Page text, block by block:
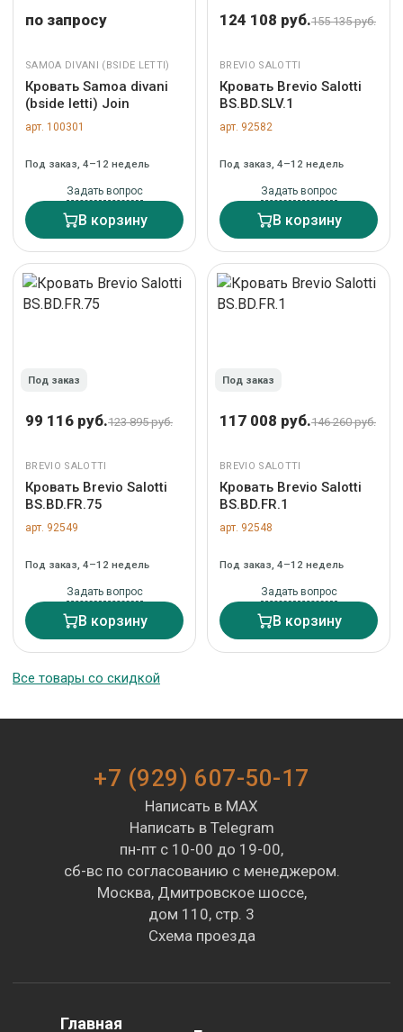
по запросу
SAMOA DIVANI (BSIDE LETTI)
Кровать Samoa divani
(bside letti) Join
арт. 100301
Под заказ, 4–12 недель
Задать вопрос
В корзину
124 108 руб.155 135 руб.
BREVIO SALOTTI
Кровать Brevio Salotti
BS.BD.SLV.1
арт. 92582
Под заказ, 4–12 недель
Задать вопрос
В корзину
Под заказ
99 116 руб.123 895 руб.
BREVIO SALOTTI
Кровать Brevio Salotti
BS.BD.FR.75
арт. 92549
Под заказ, 4–12 недель
Задать вопрос
В корзину
Под заказ
117 008 руб.146 260 руб.
BREVIO SALOTTI
Кровать Brevio Salotti
BS.BD.FR.1
арт. 92548
Под заказ, 4–12 недель
Задать вопрос
В корзину
Все товары со скидкой
+7 (929) 607-50-17
Написать в MAX
Написать в Telegram
пн-пт с 10-00 до 19-00,
сб-вс по согласованию с менеджером.
Москва, Дмитровское шоссе,
дом 110, стр. 3
Схема проезда
Главная